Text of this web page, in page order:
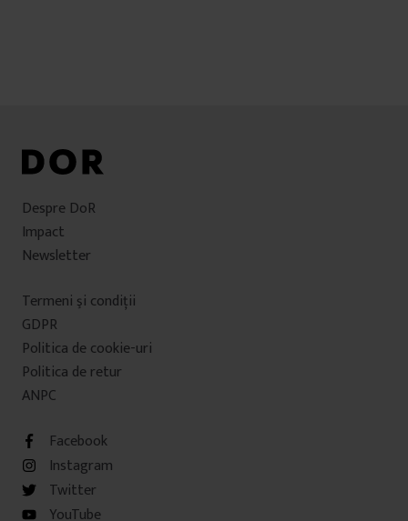
Despre DoR
Impact
Newsletter
Termeni şi condiţii
GDPR
Politica de cookie-uri
Politica de retur
ANPC
Facebook
Instagram
Twitter
YouTube